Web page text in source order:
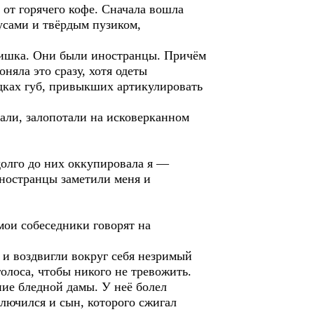
горячего кофе. Сначала вошла
и твёрдым пузиком,
Они были иностранцы. Причём
это сразу, хотя одеты
губ, привыкших артикулировать
залопотали на исковерканном
до них оккупировала я —
заметили меня и
собеседники говорят на
воздвигли вокруг себя незримый
чтобы никого не тревожить.
бледной дамы. У неё болел
и сын, которого сжигал